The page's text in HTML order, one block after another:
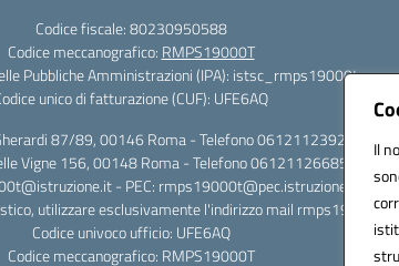
Il
Codice fiscale: 80230950588
Codice meccanografico: RMPS19000T
Pubbliche Amministrazioni (IPA): istsc_rmps19000t
unico di fatturazione (CUF): UFE6AQ
87/89, 00146 Roma - Telefono 06121123925
Vigne 156, 00148 Roma - Telefono 06121126685/86
- PEC: rmps19000t@pec.istruzione.it
utilizzare esclusivamente l'indirizzo mail
Codice univoco ufficio: UFE6AQ
Codice meccanografico: RMPS19000T